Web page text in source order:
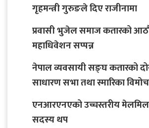
गृहमन्त्री गुरुङले दिए राजीनामा
प्रवासी भुजेल समाज कतारको
महाधिवेशन सप्पन्न
नेपाल व्यवसायी सङ्घ कतारको
साधारण सभा तथा स्मारिका
एनआरएनएको उच्चस्तरीय
सदस्य थप